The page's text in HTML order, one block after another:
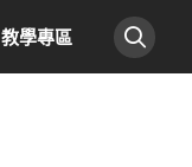
教學專區